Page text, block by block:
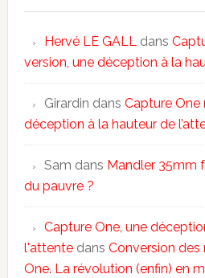
Hervé LE GALLdans
version, une déception à la
Girardin dans Capture One
déception à la hauteur de
Sam dans Mandler 35mm
du pauvre ?
Capture One, une
l'attentedans Conversion
One. La révolution (enfin) en